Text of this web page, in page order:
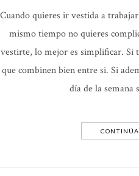
Cuando quieres ir vestida a
mismo tiempo no quieres
vestirte, lo mejor es simplificar. Si
que combinen bien entre si. Si
día de la semana
CONTINÚA